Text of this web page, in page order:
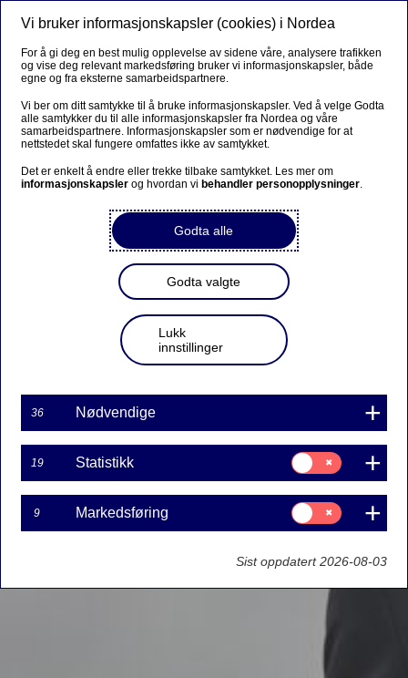
Vi bruker informasjonskapsler (cookies) i Nordea
For å gi deg en best mulig opplevelse av sidene våre, analysere trafikken
og vise deg relevant markedsføring bruker vi informasjonskapsler, både
egne og fra eksterne samarbeidspartnere.
Vi ber om ditt samtykke til å bruke informasjonskapsler. Ved å velge Godta
alle samtykker du til alle informasjonskapsler fra Nordea og våre
samarbeidspartnere. Informasjonskapsler som er nødvendige for at
nettstedet skal fungere omfattes ikke av samtykket.
Det er enkelt å endre eller trekke tilbake samtykket. Les mer om
informasjonskapsler og hvordan vi behandler personopplysninger.
Godta alle
Godta valgte
Lukk
innstillinger
36 Nødvendige
19 Statistikk
Samtykke
til:
Statistikk
9 Markedsføring
Samtykke
til:
Markedsføring
Sist oppdatert 2026-08-03